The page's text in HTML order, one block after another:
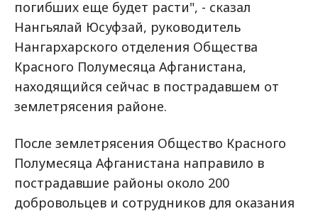
погибших еще будет расти", - сказал
Нангьялай Юсуфзай, руководитель
Нангархарского отделения Общества
Красного Полумесяца Афганистана,
находящийся сейчас в пострадавшем от
землетрясения районе.
После землетрясения Общество Красного
Полумесяца Афганистана направило в
пострадавшие районы около 200
добровольцев и сотрудников для оказания